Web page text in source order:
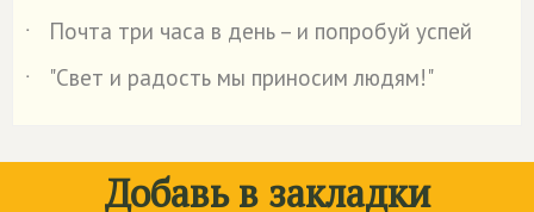
˙
Почта три часа в день – и попробуй успей
˙
"Свет и радость мы приносим людям!"
Добавь в закладки